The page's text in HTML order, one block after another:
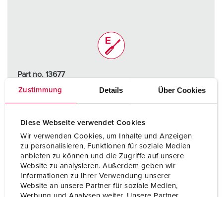
Zustimmung Details Über Cookies
Diese Webseite verwendet Cookies
Wir verwenden Cookies, um Inhalte und Anzeigen
zu personalisieren, Funktionen für soziale Medien
anbieten zu können und die Zugriffe auf unsere
Website zu analysieren. Außerdem geben wir
Informationen zu Ihrer Verwendung unserer
Website an unsere Partner für soziale Medien,
Part no. 13677
Protection type
IP67 / IP69
Connection technology
Screw terminals,
ErgoCONTACT
TO THE PRODUCT